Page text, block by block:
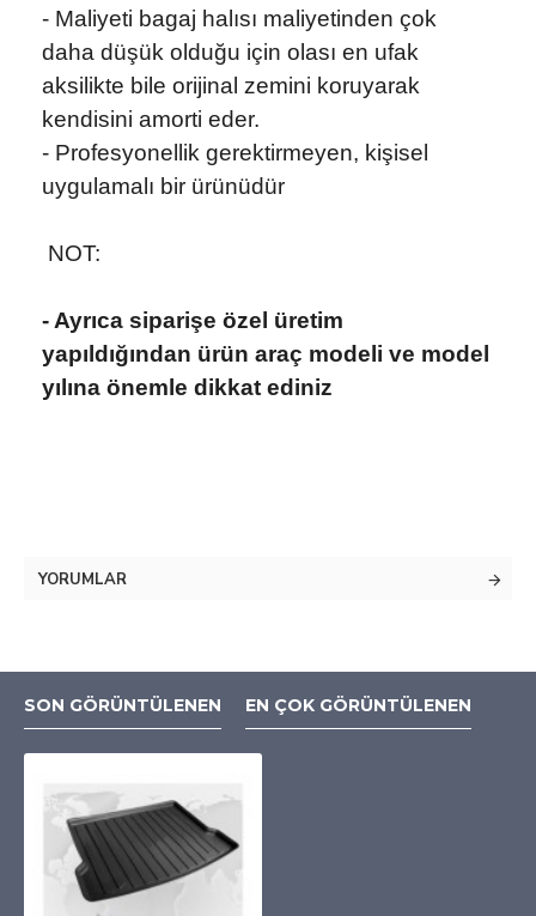
- Maliyeti bagaj halısı maliyetinden çok
daha düşük olduğu için olası en ufak
aksilikte bile orijinal zemini koruyarak
kendisini amorti eder.
- Profesyonellik gerektirmeyen, kişisel
uygulamalı bir ürünüdür
NOT:
- Ayrıca siparişe özel üretim
yapıldığından ürün araç modeli ve model
yılına önemle dikkat ediniz
YORUMLAR
SON GÖRÜNTÜLENEN EN ÇOK GÖRÜNTÜLENEN